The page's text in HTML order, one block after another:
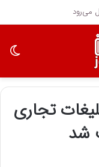
مربیان برتر جهان
تجاری
شد